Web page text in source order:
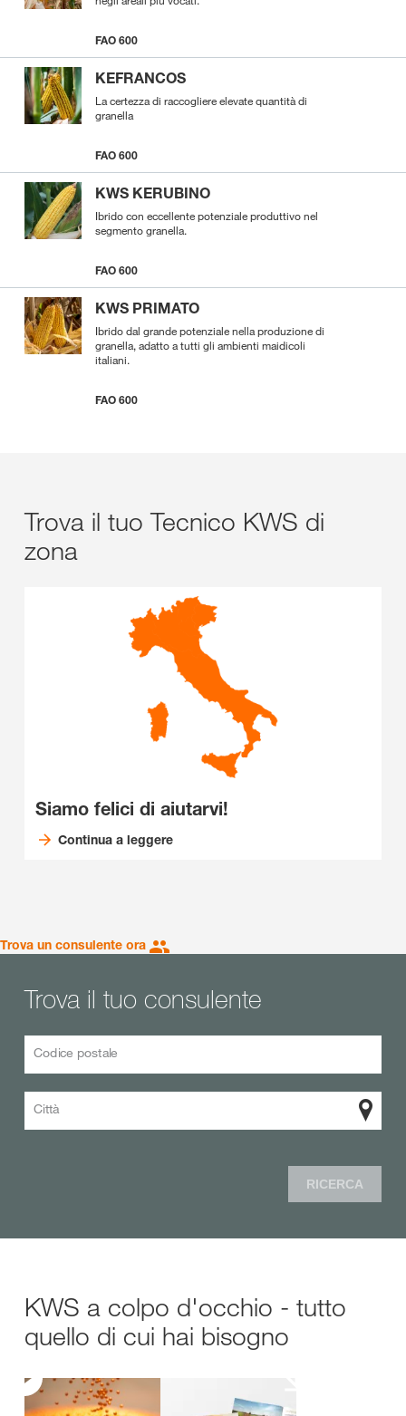
FAO 600
KEFRANCOS
La certezza di raccogliere elevate quantità di
granella
FAO 600
KWS KERUBINO
Ibrido con eccellente potenziale produttivo nel
segmento granella.
FAO 600
KWS PRIMATO
Ibrido dal grande potenziale nella produzione di
granella, adatto a tutti gli ambienti maidicoli
italiani.
FAO 600
Trova il tuo Tecnico KWS di
zona
Siamo felici di aiutarvi!
Continua a leggere
Trova un consulente ora
Trova il tuo consulente
Codice postale
Città
RICERCA
KWS a colpo d'occhio - tutto
quello di cui hai bisogno